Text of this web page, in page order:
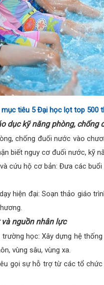
tiêu 5 Đại học lọt top 500
dục kỹ năng phòng, chống
chống đuối nước vào
biết nguy cơ đuối nước, kỹ
cứu hộ cơ bản: Đưa các
hiện đại: Soạn thảo giáo
nguồn nhân lực
học: Xây dựng hệ
vùng sâu, vùng xa.
gọi sự hỗ trợ từ các tổ